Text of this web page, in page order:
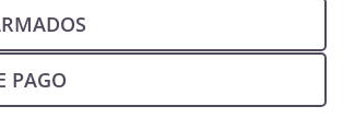
PAGO